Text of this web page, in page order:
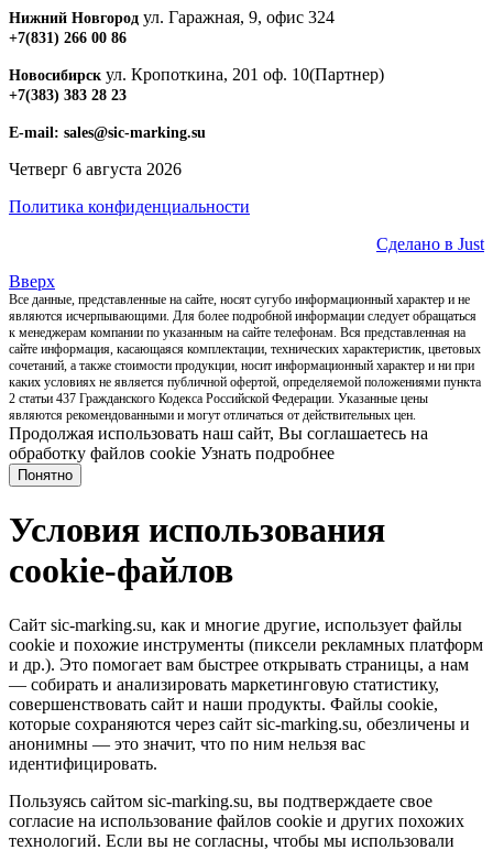
Нижний Новгород ул. Гаражная, 9, офис 324
+7(831) 266 00 86
Новосибирск ул. Кропоткина, 201 оф. 10(Партнер)
+7(383) 383 28 23
E-mail: sales@sic-marking.su
Четверг 6 августа 2026
Политика конфиденциальности
Сделано в Just
Вверх
Все данные, представленные на сайте, носят сугубо информационный характер и не
являются исчерпывающими. Для более подробной информации следует обращаться
к менеджерам компании по указанным на сайте телефонам. Вся представленная на
сайте информация, касающаяся комплектации, технических характеристик, цветовых
сочетаний, а также стоимости продукции, носит информационный характер и ни при
каких условиях не является публичной офертой, определяемой положениями пункта
2 статьи 437 Гражданского Кодекса Российской Федерации. Указанные цены
являются рекомендованными и могут отличаться от действительных цен.
Продолжая использовать наш сайт, Вы соглашаетесь на
обработку файлов cookie Узнать подробнее
Понятно
Условия использования
cookie-файлов
Сайт sic-marking.su, как и многие другие, использует файлы
cookie и похожие инструменты (пиксели рекламных платформ
и др.). Это помогает вам быстрее открывать страницы, а нам
— собирать и анализировать маркетинговую статистику,
совершенствовать сайт и наши продукты. Файлы сookie,
которые сохраняются через сайт sic-marking.su, обезличены и
анонимны — это значит, что по ним нельзя вас
идентифицировать.
Пользуясь сайтом sic-marking.su, вы подтверждаете свое
согласие на использование файлов cookie и других похожих
технологий. Если вы не согласны, чтобы мы использовали